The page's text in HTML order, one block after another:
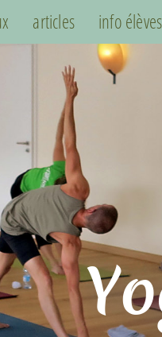
articles info élèves